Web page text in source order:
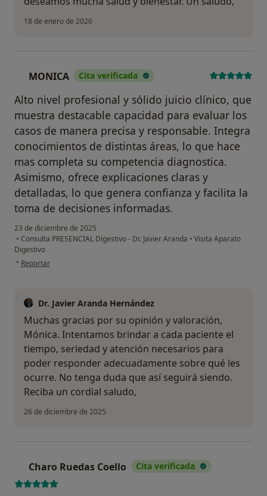
18 de enero de 2026
MONICA Cita verificada
Alto nivel profesional y sólido juicio clínico, que
muestra destacable capacidad para evaluar los
casos de manera precisa y responsable. Integra
conocimientos de distintas áreas, lo que hace
mas completa su competencia diagnostica.
Asimismo, ofrece explicaciones claras y
detalladas, lo que genera confianza y facilita la
toma de decisiones informadas.
23 de diciembre de 2025
• Consulta PRESENCIAL Digestivo - Dr. Javier Aranda • Visita Aparato
Digestivo
• en opinión del usuario MONICA
Reportar
Dr. Javier Aranda Hernández
Muchas gracias por su opinión y valoración,
Mónica. Intentamos brindar a cada paciente el
tiempo, seriedad y atención necesarios para
poder responder adecuadamente sobre qué les
ocurre. No tenga duda que así seguirá siendo.
Reciba un cordial saludo,
26 de diciembre de 2025
Charo Ruedas Coello Cita verificada